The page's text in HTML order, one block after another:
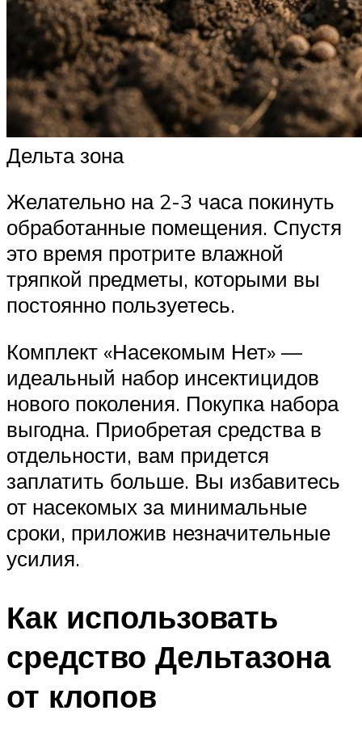
Дельта зона
Желательно на 2-3 часа покинуть
обработанные помещения. Спустя
это время протрите влажной
тряпкой предметы, которыми вы
постоянно пользуетесь.
Комплект «Насекомым Нет» —
идеальный набор инсектицидов
нового поколения. Покупка набора
выгодна. Приобретая средства в
отдельности, вам придется
заплатить больше. Вы избавитесь
от насекомых за минимальные
сроки, приложив незначительные
усилия.
Как использовать
средство Дельтазона
от клопов